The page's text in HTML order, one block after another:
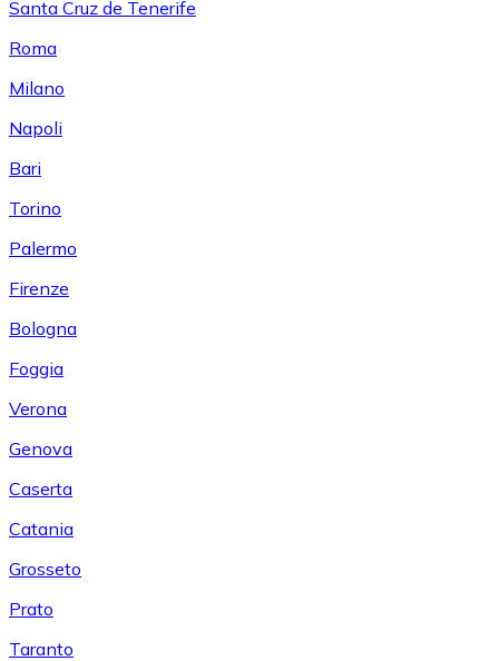
Santa Cruz de Tenerife
Roma
Milano
Napoli
Bari
Torino
Palermo
Firenze
Bologna
Foggia
Verona
Genova
Caserta
Catania
Grosseto
Prato
Taranto